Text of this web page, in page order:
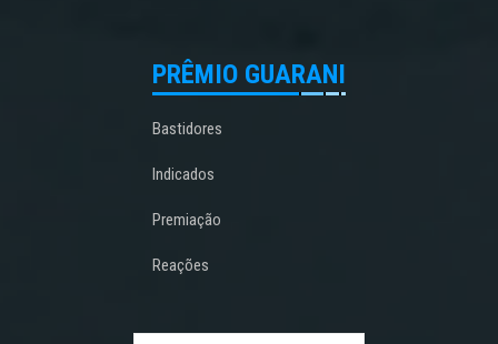
PRÊMIO GUARANI
Bastidores
Indicados
Premiação
Reações